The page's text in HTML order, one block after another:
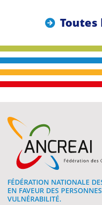
FÉDÉRATION NATIONALE
EN FAVEUR DES
VULNÉRABILITÉ.